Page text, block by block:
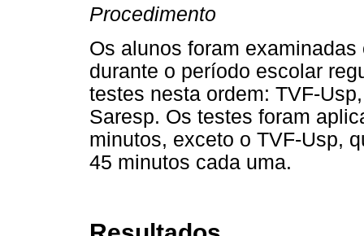
Procedimento
Os alunos foram
durante o período escolar
testes nesta ordem: TVF-
Saresp. Os testes foram
minutos, exceto o TVF-Usp,
45 minutos cada uma.